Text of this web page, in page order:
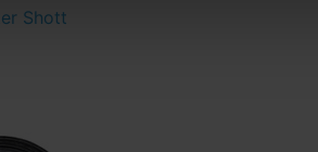
Shott